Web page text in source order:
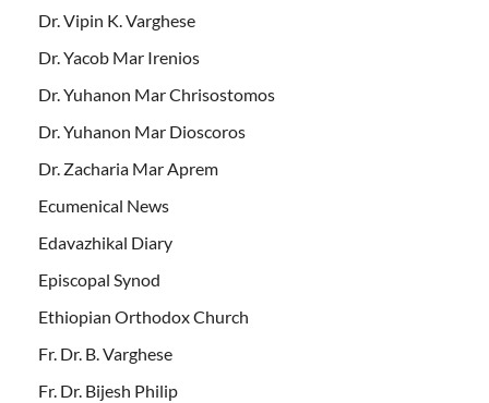
Dr. Vipin K. Varghese
Dr. Yacob Mar Irenios
Dr. Yuhanon Mar Chrisostomos
Dr. Yuhanon Mar Dioscoros
Dr. Zacharia Mar Aprem
Ecumenical News
Edavazhikal Diary
Episcopal Synod
Ethiopian Orthodox Church
Fr. Dr. B. Varghese
Fr. Dr. Bijesh Philip